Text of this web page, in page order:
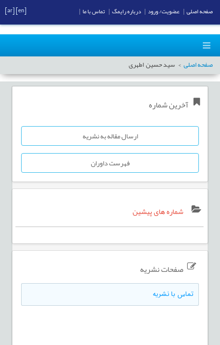
صفحه اصلی سید حسین اطهری
آخرین شماره
ارسال مقاله به نشریه
فهرست داوران
شماره های پیشین
صفحات نشریه
تماس با نشریه
صفحه اصلی عضویت/ ورود درباره رایمگ تماس با ما [ar]